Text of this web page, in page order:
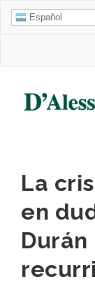
Skip
Español
La
en
Durán